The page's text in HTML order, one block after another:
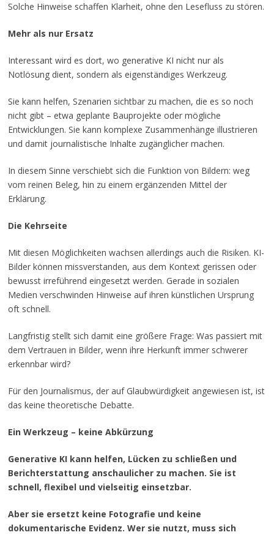
Solche Hinweise schaffen Klarheit, ohne den Lesefluss zu stören.
Mehr als nur Ersatz
Interessant wird es dort, wo generative KI nicht nur als
Notlösung dient, sondern als eigenständiges Werkzeug.
Sie kann helfen, Szenarien sichtbar zu machen, die es so noch
nicht gibt – etwa geplante Bauprojekte oder mögliche
Entwicklungen. Sie kann komplexe Zusammenhänge illustrieren
und damit journalistische Inhalte zugänglicher machen.
In diesem Sinne verschiebt sich die Funktion von Bildern: weg
vom reinen Beleg, hin zu einem ergänzenden Mittel der
Erklärung.
Die Kehrseite
Mit diesen Möglichkeiten wachsen allerdings auch die Risiken. KI-
Bilder können missverstanden, aus dem Kontext gerissen oder
bewusst irreführend eingesetzt werden. Gerade in sozialen
Medien verschwinden Hinweise auf ihren künstlichen Ursprung
oft schnell.
Langfristig stellt sich damit eine größere Frage: Was passiert mit
dem Vertrauen in Bilder, wenn ihre Herkunft immer schwerer
erkennbar wird?
Für den Journalismus, der auf Glaubwürdigkeit angewiesen ist, ist
das keine theoretische Debatte.
Ein Werkzeug – keine Abkürzung
Generative KI kann helfen, Lücken zu schließen und
Berichterstattung anschaulicher zu machen. Sie ist
schnell, flexibel und vielseitig einsetzbar.
Aber sie ersetzt keine Fotografie und keine
dokumentarische Evidenz. Wer sie nutzt, muss sich